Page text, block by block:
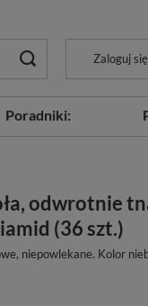
Zaloguj się
Poradniki:
odwrotnie
(36 szt.)
niepowlekane. Kolor